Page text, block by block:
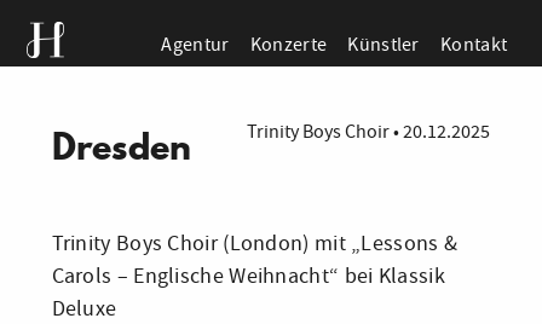
Agentur Konzerte Künstler Kontakt
Dresden Trinity Boys Choir•20.12.2025
Trinity Boys Choir (London) mit „Lessons &
Carols – Englische Weihnacht“ bei Klassik
Deluxe